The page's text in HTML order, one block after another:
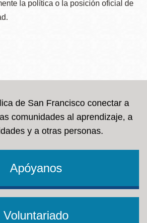
la política o la posición oficial de
de San Francisco conectar a
comunidades al aprendizaje, a
y a otras personas.
Apóyanos
Voluntariado